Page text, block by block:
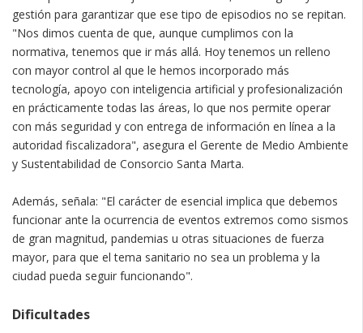
gestión para garantizar que ese tipo de episodios no se repitan.
"Nos dimos cuenta de que, aunque cumplimos con la
normativa, tenemos que ir más allá. Hoy tenemos un relleno
con mayor control al que le hemos incorporado más
tecnología, apoyo con inteligencia artificial y profesionalización
en prácticamente todas las áreas, lo que nos permite operar
con más seguridad y con entrega de información en línea a la
autoridad fiscalizadora", asegura el Gerente de Medio Ambiente
y Sustentabilidad de Consorcio Santa Marta.
Además, señala: "El carácter de esencial implica que debemos
funcionar ante la ocurrencia de eventos extremos como sismos
de gran magnitud, pandemias u otras situaciones de fuerza
mayor, para que el tema sanitario no sea un problema y la
ciudad pueda seguir funcionando".
Dificultades